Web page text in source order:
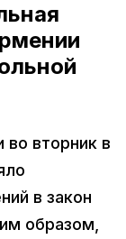
вторник в
в закон
образом,